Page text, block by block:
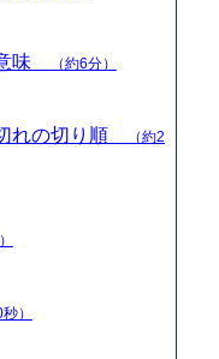
味 （約6分）
れの切り順
（約2
）